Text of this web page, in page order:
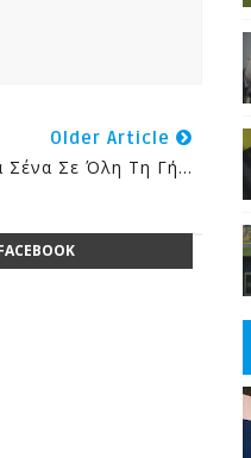
Older Article
Σένα Σε Όλη Τη Γή...